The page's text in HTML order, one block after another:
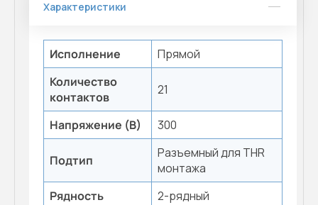
Характеристики
Исполнение
Прямой
Количество
контактов
21
Напряжение (В) 300
Подтип
Разъемный для THR
монтажа
Рядность
2-рядный